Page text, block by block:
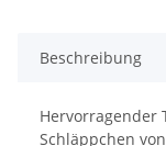
Beschreibung
Hervorragender
Schläppchen